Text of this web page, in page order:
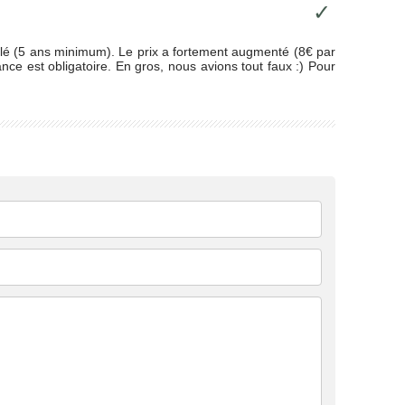
✓
(5 ans minimum). Le prix a fortement augmenté (8€ par
est obligatoire. En gros, nous avions tout faux :) Pour